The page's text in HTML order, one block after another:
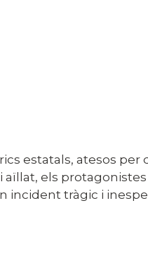
estatals, atesos per
els
incident tràgic i